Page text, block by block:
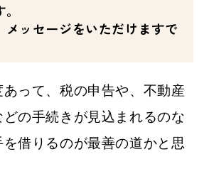
メッセージをいただけますで
って、税の申告や、不動産
の手続きが見込まれるのな
借りるのが最善の道かと思